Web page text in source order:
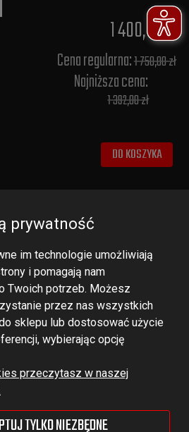
1 400,00 zł
Cena regularna:1 750,00 zł
Najniższa cena:
1 392,00 zł
DO KOSZYKA
prywatność
im technologie umożliwiają
i pomagają nam
Twoich potrzeb. Możesz
przez nas wszystkich
sklepu lub dostosować użycie
wybierając opcję
przeczytasz w naszej
TYLKO NIEZBĘDNE